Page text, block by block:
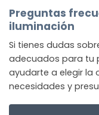
Preguntas
iluminación
Si tienes dudas
adecuados para tu
ayudarte a elegir la
necesidades y